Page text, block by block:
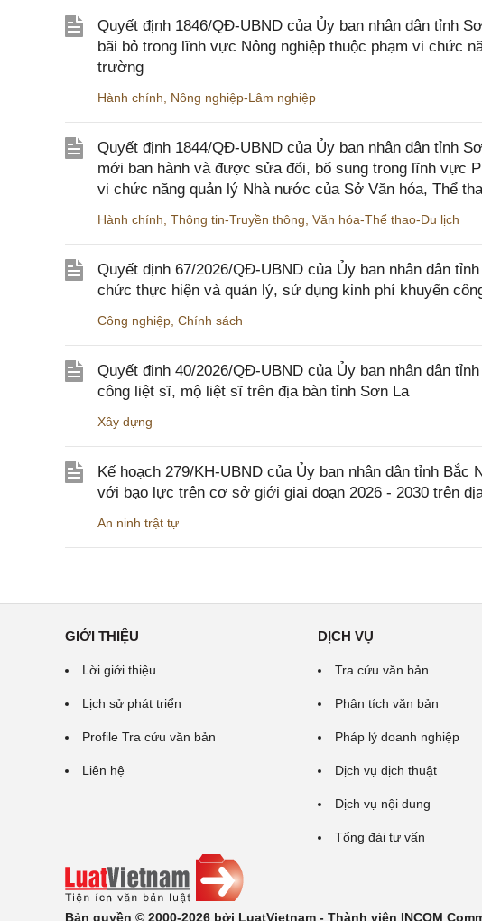
Quyết định 1846/QĐ-UBND của Ủy ban nhân dân tỉnh
bãi bỏ trong lĩnh vực Nông nghiệp thuộc phạm vi chức
trường
Hành chính Nông nghiệp-Lâm nghiệp
Quyết định 1844/QĐ-UBND của Ủy ban nhân dân tỉnh
mới ban hành và được sửa đổi, bổ sung trong lĩnh vực
vi chức năng quản lý Nhà nước của Sở Văn hóa, Thể
Hành chính Thông tin-Truyền thông Văn hóa-Thể thao-Du lịch
Quyết định 67/2026/QĐ-UBND của Ủy ban nhân dân
chức thực hiện và quản lý, sử dụng kinh phí khuyến
Công nghiệp Chính sách
Quyết định 40/2026/QĐ-UBND của Ủy ban nhân dân
công liệt sĩ, mộ liệt sĩ trên địa bàn tỉnh Sơn La
Xây dựng
Kế hoạch 279/KH-UBND của Ủy ban nhân dân tỉnh
với bạo lực trên cơ sở giới giai đoạn 2026 - 2030 trên
An ninh trật tự
GIỚI THIỆU
Lời giới thiệu
Lịch sử phát triển
Profile Tra cứu văn bản
Liên hệ
DỊCH VỤ
Tra cứu văn bản
Phân tích văn bản
Pháp lý doanh nghiệp
Dịch vụ dịch thuật
Dịch vụ nội dung
Tổng đài tư vấn
Bản quyền © 2000-2026 bởi LuatVietnam - Thành viên INCOM